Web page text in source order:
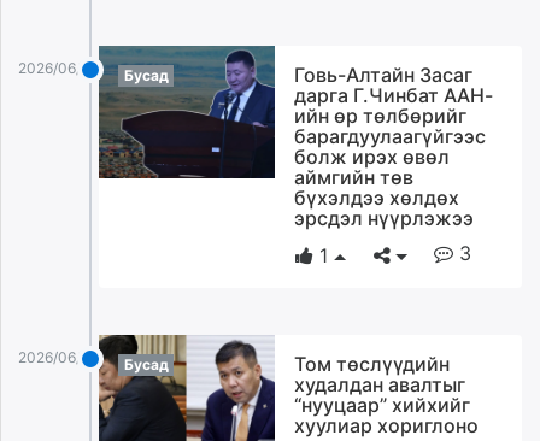
shuum.mn
times.mn
tvmongolia.mn
unegui.mn
2026/06/10 Бусад
Говь-Алтайн Засаг
дарга Г.Чинбат ААН-
ийн өр төлбөрийг
барагдуулаагүйгээс
болж ирэх өвөл
аймгийн төв
бүхэлдээ хөлдөх
эрсдэл нүүрлэжээ
1
3
2026/06/10 Бусад
Том төслүүдийн
худалдан авалтыг
“нууцаар” хийхийг
хуулиар хориглоно